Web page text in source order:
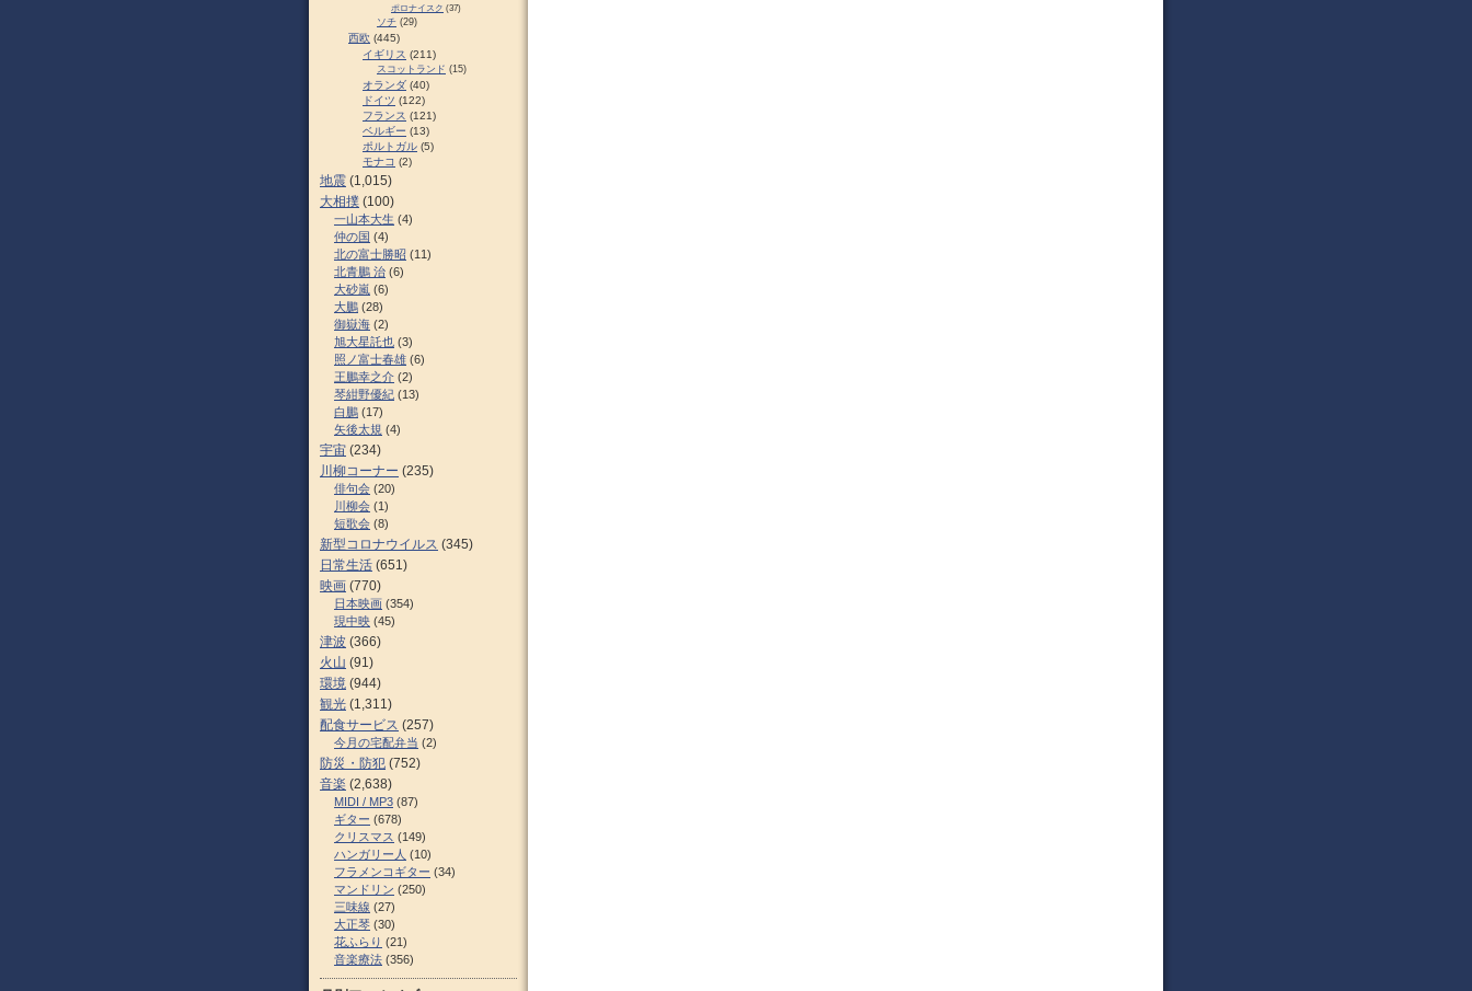
ポロナイスク (37)
ソチ (29)
西欧 (445)
イギリス (211)
スコットランド (15)
オランダ (40)
ドイツ (122)
フランス (121)
ベルギー (13)
ポルトガル (5)
モナコ (2)
地震 (1,015)
大相撲 (100)
一山本大生 (4)
仲の国 (4)
北の富士勝昭 (11)
北青鵬 治 (6)
大砂嵐 (6)
大鵬 (28)
御嶽海 (2)
旭大星託也 (3)
照ノ富士春雄 (6)
王鵬幸之介 (2)
琴紺野優紀 (13)
白鵬 (17)
矢後太規 (4)
宇宙 (234)
川柳コーナー (235)
俳句会 (20)
川柳会 (1)
短歌会 (8)
新型コロナウイルス (345)
日常生活 (651)
映画 (770)
日本映画 (354)
現中映 (45)
津波 (366)
火山 (91)
環境 (944)
観光 (1,311)
配食サービス (257)
今月の宅配弁当 (2)
防災・防犯 (752)
音楽 (2,638)
MIDI / MP3 (87)
ギター (678)
クリスマス (149)
ハンガリー人 (10)
フラメンコギター (34)
マンドリン (250)
三味線 (27)
大正琴 (30)
花ふらり (21)
音楽療法 (356)